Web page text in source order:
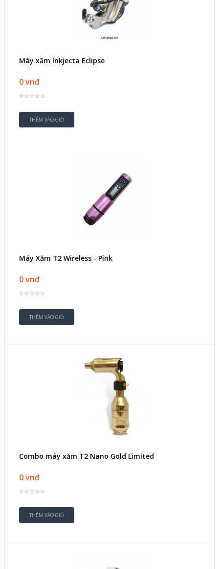
Máy xăm Inkjecta Eclipse
0 vnđ
Máy Xăm T2 Wireless - Pink
0 vnđ
Combo máy xăm T2 Nano Gold Limited
0 vnđ